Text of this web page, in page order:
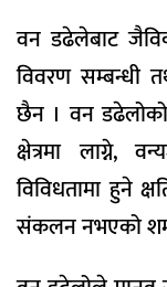
वन डढेलेबाट
विवरण सम्बन्धी
छैन । वन
क्षेत्रमा लाग्ने,
विविधतामा हुने
संकलन नभएको